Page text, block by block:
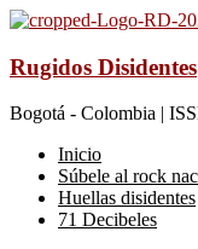
Rugidos Disidentes
Bogotá - Colombia |
Inicio
Súbele al rock
Huellas disidentes
71 Decibeles